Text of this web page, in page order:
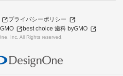
プライバシーポリシー
best choice 歯科 byGMO
Inc. All Rights reserved.